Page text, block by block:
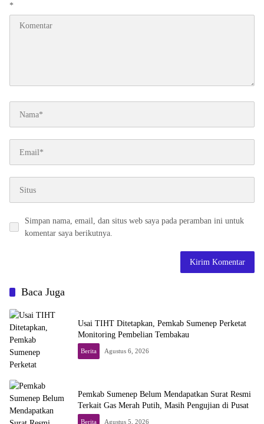
*
Simpan nama, email, dan situs web saya pada peramban ini untuk
komentar saya berikutnya.
Baca Juga
Usai TIHT Ditetapkan, Pemkab Sumenep Perketat
Monitoring Pembelian Tembakau
Berita Agustus 6, 2026
Pemkab Sumenep Belum Mendapatkan Surat Resmi
Terkait Gas Merah Putih, Masih Pengujian di Pusat
Berita Agustus 5, 2026